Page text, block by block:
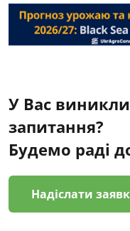
У Вас
запитання?
Будемо раді
Надіслати